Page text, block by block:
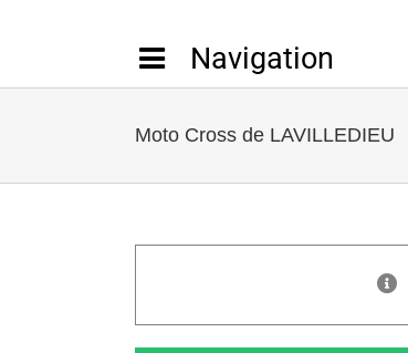
Moto Cross de LAVILLEDIEU